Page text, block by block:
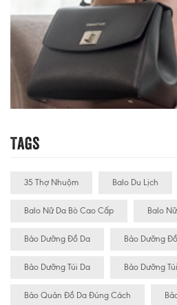
Tags
35 Thợ Nhuộm Balo Du Lịch
Balo Nữ Da Bò Cao Cấp Balo
Bảo Dưỡng Đồ Da Bảo Dưỡng
Bảo Dưỡng Túi Da Bảo Dưỡng
Bảo Quản Đồ Da Đúng Cách